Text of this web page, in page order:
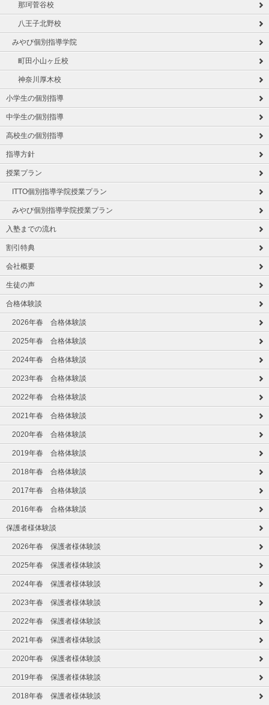
那珂菅谷校
八王子北野校
みやび個別指導学院
町田小山ヶ丘校
神奈川厚木校
小学生の個別指導
中学生の個別指導
高校生の個別指導
指導方針
授業プラン
ITTO個別指導学院授業プラン
みやび個別指導学院授業プラン
入塾までの流れ
割引特典
会社概要
生徒の声
合格体験談
2026年春 合格体験談
2025年春 合格体験談
2024年春 合格体験談
2023年春 合格体験談
2022年春 合格体験談
2021年春 合格体験談
2020年春 合格体験談
2019年春 合格体験談
2018年春 合格体験談
2017年春 合格体験談
2016年春 合格体験談
保護者様体験談
2026年春 保護者様体験談
2025年春 保護者様体験談
2024年春 保護者様体験談
2023年春 保護者様体験談
2022年春 保護者様体験談
2021年春 保護者様体験談
2020年春 保護者様体験談
2019年春 保護者様体験談
2018年春 保護者様体験談